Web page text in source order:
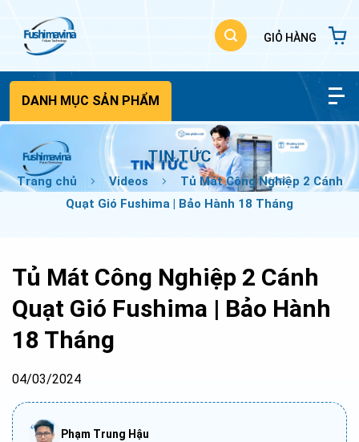
DANH MỤC SẢN PHẨM
TIN TỨC
Trang chủ Videos
Tủ Mát Công Nghiệp 2 Cánh
Quạt Gió Fushima | Bảo Hành 18 Tháng
Tủ Mát Công Nghiệp 2 Cánh
Quạt Gió Fushima | Bảo Hành
18 Tháng
04/03/2024
Phạm Trung Hậu